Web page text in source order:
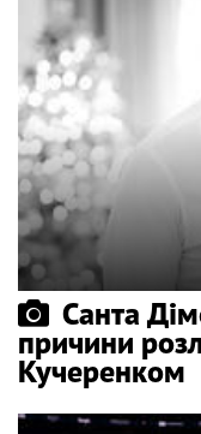
Санта
причини
Кучеренком